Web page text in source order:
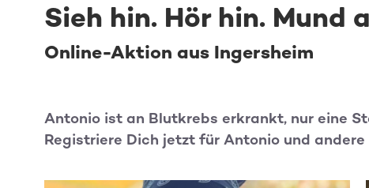
Sieh hin. Hör hin. Mund
Online-Aktion aus Ingersheim
Antonio ist an Blutkrebs erkrankt, nur eine
Registriere Dich jetzt für Antonio und andere